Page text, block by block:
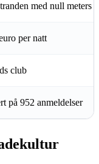
med null meters
per natt
club
på 952 anmeldelser